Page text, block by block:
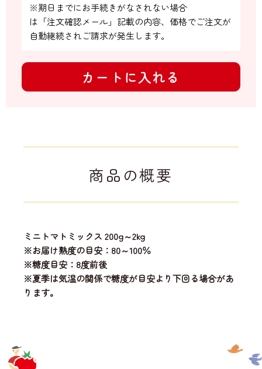
※期日までにお手続きがなされない場合
は「注文確認メール」記載の内容、価格でご注文が
自動継続されご請求が発生します。
カートに入れる
商品の概要
ミニトマトミックス 200g～2kg
※お届け熟度の目安：80～100％
※糖度目安：8度前後
※夏季は気温の関係で糖度が目安より下回る場合があ
ります。